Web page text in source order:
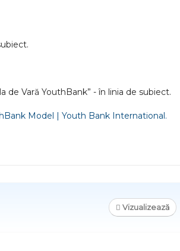
.
de Vară YouthBank” - în linia de subiect.
Model | Youth Bank International.
Vizualizează